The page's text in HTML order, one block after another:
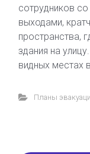
сотрудников
выходами,
пространства,
здания на
видных местах
Планы